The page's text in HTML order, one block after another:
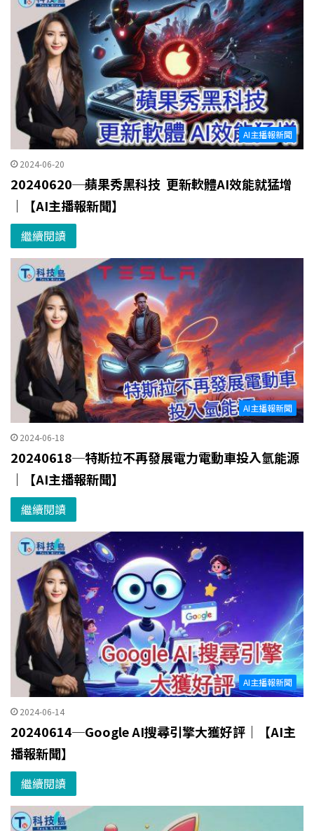
AI主播報新聞
2024-06-20
20240620─蘋果秀黑科技 更新軟體AI效能就猛增
｜【AI主播報新聞】
繼續閱讀
AI主播報新聞
2024-06-18
20240618─特斯拉不再發展電力電動車投入氫能源
｜【AI主播報新聞】
繼續閱讀
AI主播報新聞
2024-06-14
20240614─Google AI搜尋引擎大獲好評｜【AI主
播報新聞】
繼續閱讀